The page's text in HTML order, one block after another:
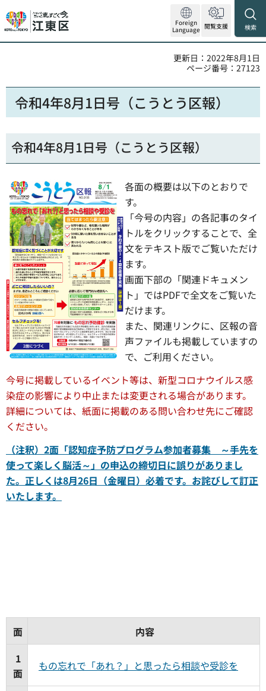
Foreign
Language 閲覧支援 検索
更新日：2022年8月1日
ページ番号：27123
令和4年8月1日号（こうとう区報）
令和4年8月1日号（こうとう区報）
各面の概要は以下のとおりで
す。
「今号の内容」の各記事のタイ
トルをクリックすることで、全
文をテキスト版でご覧いただけ
ます。
画面下部の「関連ドキュメン
ト」ではPDFで全文をご覧いた
だけます。
また、関連リンクに、区報の音
声ファイルも掲載していますの
で、ご利用ください。
今号に掲載しているイベント等は、新型コロナウイルス感
染症の影響により中止または変更される場合があります。
詳細については、紙面に掲載のある問い合わせ先にご確認
ください。
（注釈）2面「認知症予防プログラム参加者募集 ～手先を
使って楽しく脳活～」の申込の締切日に誤りがありまし
た。正しくは8月26日（金曜日）必着です。お詫びして訂正
いたします。
面
内容
1
面
もの忘れで「あれ？」と思ったら相談や受診を